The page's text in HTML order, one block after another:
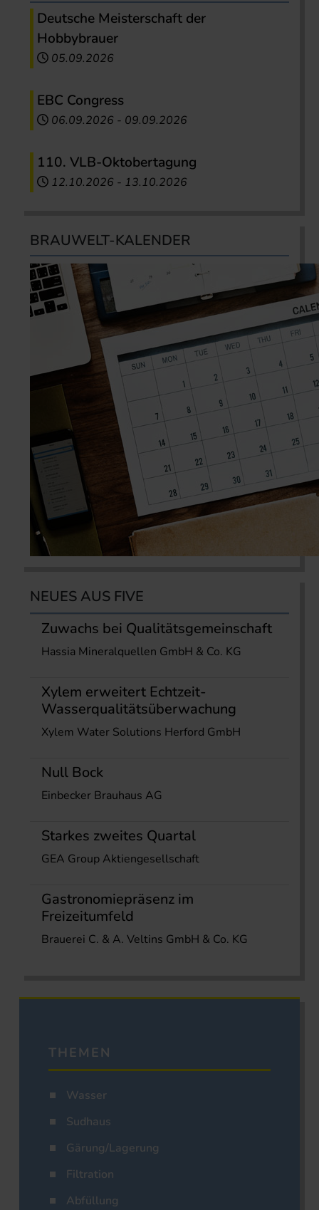
Deutsche Meisterschaft der
Hobbybrauer
05.09.2026
EBC Congress
06.09.2026 - 09.09.2026
110. VLB-Oktobertagung
12.10.2026 - 13.10.2026
BRAUWELT-KALENDER
NEUES AUS FIVE
Zuwachs bei Qualitätsgemeinschaft
Hassia Mineralquellen GmbH & Co. KG
Xylem erweitert Echtzeit-
Wasserqualitätsüberwachung
Xylem Water Solutions Herford GmbH
Null Bock
Einbecker Brauhaus AG
Starkes zweites Quartal
GEA Group Aktiengesellschaft
Gastronomiepräsenz im
Freizeitumfeld
Brauerei C. & A. Veltins GmbH & Co. KG
THEMEN
Wasser
Sudhaus
Gärung/Lagerung
Filtration
Abfüllung